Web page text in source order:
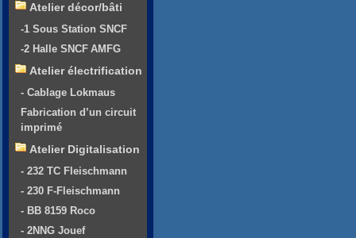
Atelier décor/bâti
-1 Sous Station SNCF
-2 Halle SNCF AMFG
Atelier électrification
- Cablage Lokmaus
Fabrication d’un circuit
imprimé
Atelier Digitalisation
- 232 TC Fleischmann
- 230 F-Fleischmann
- BB 8159 Roco
- 2NNG Jouef